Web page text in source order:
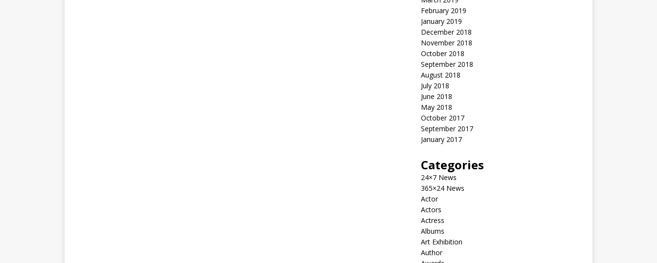
February 2019
January 2019
December 2018
November 2018
October 2018
September 2018
August 2018
July 2018
June 2018
May 2018
October 2017
September 2017
January 2017
Categories
24×7 News
365×24 News
Actor
Actors
Actress
Albums
Art Exhibition
Author